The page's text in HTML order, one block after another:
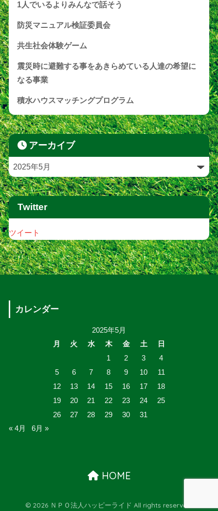
1人でいるよりみんなで話そう
防災マニュアル検証委員会
共生社会体験ゲーム
震災時に避難する事をあきらめている人達の希望に
なる事業
積水ハウスマッチングプログラム
アーカイブ
Twitter
ツイート
カレンダー
2025年5月
月
火 水 木 金 土
日
1
2 3
4
5
6 7 8 9 10
11
12
13 14 15 16 17
18
19
20 21 22 23 24
25
26
27 28 29 30
31
« 4月
6月 »
HOME
© 2026 ＮＰＯ法人ハッピーライド All rights reserved.